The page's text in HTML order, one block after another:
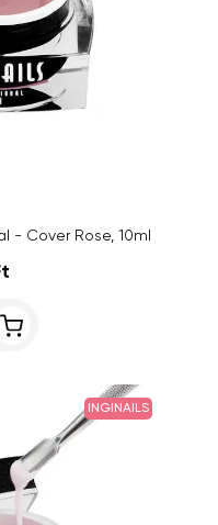
- Cover Rose, 10ml
INGINAILS